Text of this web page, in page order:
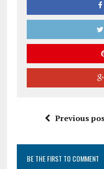
Previous
BE THE FIRST TO COMMENT